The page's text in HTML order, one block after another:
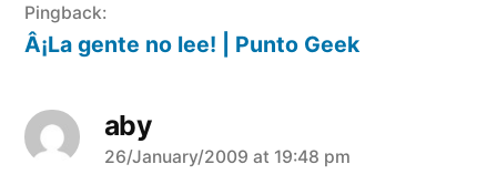
Pingback:
Â¡La gente no lee! | Punto Geek
aby
says:
26/January/2009 at 19:48 pm